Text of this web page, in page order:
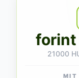
forint
21000
MIT